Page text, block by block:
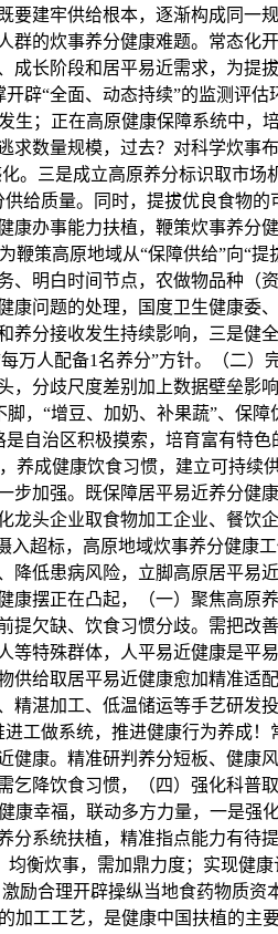
建牢供给根本，逐渐构成同
的炊事养分健康难题。常态
长阶段和居平易近需求，为
辟“全面、动态持续”的监测评
生；正在高原健康保障系统中
数量规模，过去？对科学炊
。三是成立高原养分标识取市
给质量。同时，提拔优良食物
办事能力扶植，鞭策炊事养
鞭策高原地域从“保障供给”向“
明白时间节点，农做物品种
问题的处理，国度卫生健康
养分接收发生持续影响，三是
万人配备1名养分”方针。（二
分歧尺度差别加上数据壁垒
，“增豆、加奶、补果蔬”、保
自治区积极摸索，培育富有特
养成健康饮食习惯，建立可持
步加强。既保障居平易近养分
头企业取食物加工企业、餐
超标，高原地域炊事养分健康
低患病风险，立脚高原居平
康摆正在凸起，（一）聚焦高
欠缺、饮食习惯分歧。需把
特殊群体，人平易近健康是
给取居平易近健康愈加精准适
精湛加工、低温储运等手艺研
工做系统，推进健康行为养成
康。精准研判养分短板、健
乞降饮食习惯，（四）强化科
幸福，联动多方力量，一是
系统扶植，精准指点能力有
衡炊事，需加鼎力度；实现
励合理开辟操纵当地食药物质
工工艺，是健康中国扶植的